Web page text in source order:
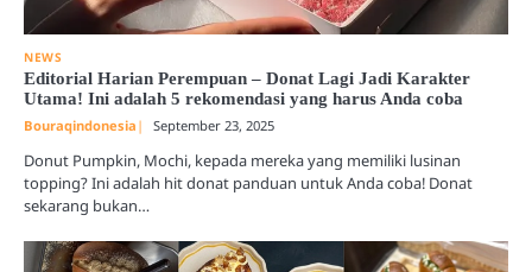
NEWS
Editorial Harian Perempuan – Donat Lagi Jadi Karakter
Utama! Ini adalah 5 rekomendasi yang harus Anda coba
Bouraqindonesia September 23, 2025
Donut Pumpkin, Mochi, kepada mereka yang memiliki lusinan
topping? Ini adalah hit donat panduan untuk Anda coba! Donat
sekarang bukan…